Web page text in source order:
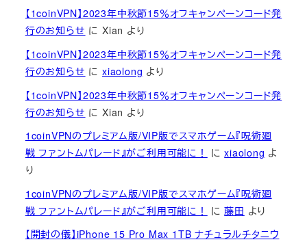
【1coinVPN】2023年中秋節15％オフキャンペーンコード発
行のお知らせ にXian より
【1coinVPN】2023年中秋節15％オフキャンペーンコード発
行のお知らせ にxiaolong より
【1coinVPN】2023年中秋節15％オフキャンペーンコード発
行のお知らせ にXian より
1coinVPNのプレミアム版/VIP版でスマホゲーム『呪術廻
戦 ファントムパレード』がご利用可能に！
にxiaolong よ
り
1coinVPNのプレミアム版/VIP版でスマホゲーム『呪術廻
戦 ファントムパレード』がご利用可能に！
に藤田 より
【開封の儀】iPhone 15 Pro Max 1TB ナチュラルチタニウ